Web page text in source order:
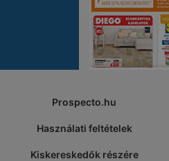
Prospecto.hu
Használati feltételek
Kiskereskedők részére